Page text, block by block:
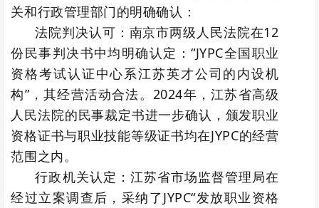
关和行政管理部门的明确确认：
法院判决认可：南京市两级人民法院在12
份民事判决书中均明确认定：“JYPC全国职业
资格考试认证中心系江苏英才公司的内设机
构”，其经营活动合法。2024年，江苏省高级
人民法院的民事裁定书进一步确认，颁发职业
资格证书与职业技能等级证书均在JYPC的经营
范围之内。
行政机关认定：江苏省市场监督管理局在
经过立案调查后，采纳了JYPC“发放职业资格